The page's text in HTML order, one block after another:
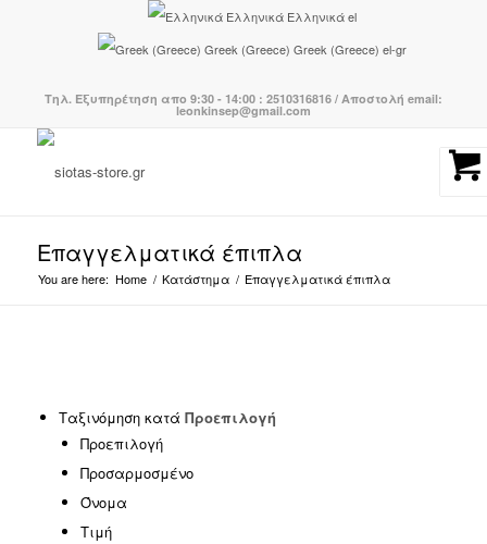
Ελληνικά Ελληνικά el
Greek (Greece) Greek (Greece) el-gr
Τηλ. Εξυπηρέτηση απο 9:30 - 14:00 : 2510316816 / Αποστολή email:
leonkinsep@gmail.com
Επαγγελματικά έπιπλα
You are here: Home / Κατάστημα / Επαγγελματικά έπιπλα
Κατηγορίες προϊόντων-
Βάσεις Τραπεζιών
Επιφάνειες Τραπεζιών
Πουφ παραλίας αδιάβροχα
Ταξινόμηση κατά Προεπιλογή
Προεπιλογή
Προσαρμοσμένο
Όνομα
Τιμή